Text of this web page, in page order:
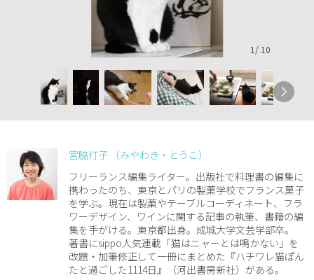
1 / 10
宮脇灯子 （みやわき・とうこ）
フリーランス編集ライター。出版社で料理書の編集に
携わったのち、東京とパリの製菓学校でフランス菓子
を学ぶ。現在は製菓やテーブルコーディネート、フラ
ワーデザイン、ワインに関する記事の執筆、書籍の編
集を手がける。東京都出身。成城大学文芸学部卒。
著書にsippo人気連載「猫はニャーとは鳴かない」を
改題・加筆修正して一冊にまとめた『ハチワレ猫ぽん
たと過ごした1114日』（河出書房新社）がある。